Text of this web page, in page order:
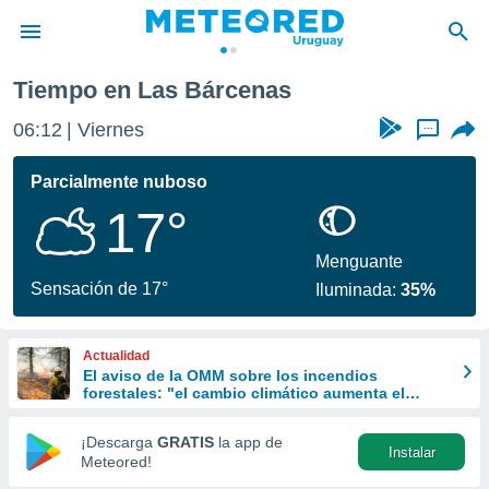
de
ha
que se
calidad.
a este
las
y
forma
digital
basada
Tiempo en Las Bárcenas
06:12 Viernes ...
Parcialmente nuboso
17°
Sensación de 17°
Menguante
Iluminada:35%
Actualidad
El aviso de la OMM sobre los incendios
forestales: "el cambio climático aumenta el
¡Descarga GRATIS la app de
Meteored!
Instalar